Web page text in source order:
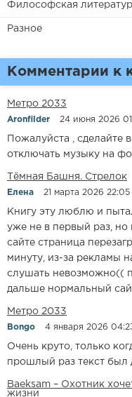
Философская
Разное
Комментарии к
Метро 2033
Aronfilder 24 июня 2026
Пожалуйста , сделайте
отключать музыку на
​​Тёмная Башня. Стрелок
Елена 21 марта 2026 22:05
Книгу эту люблю и
уже не в первый раз, но
сайте страница
минуту, из-за рекламы
слушать невозможно((
дальше нормальный
Метро 2033
Bongo 4 января 2026
Очень круто, только
прошлый раз текст был
Baeksam – Охотник
жизни